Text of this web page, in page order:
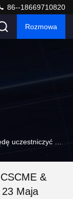
86--18669710820
Rozmowa
&
Maja